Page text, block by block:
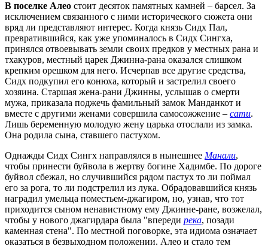
В поселке Алео стоит десяток памятных камней – барсел. За
исключением связанного с ними исторического сюжета они
вряд ли представляют интерес. Когда князь Сидх Пал,
превратившийся, как уже упоминалось в Сидх Сингха,
принялся отвоевывать земли своих предков у местных рана и
тхакуров, местный царек Джинна-рана оказался слишком
крепким орешком для него. Исчерпав все другие средства,
Сидх подкупил его конюха, который и застрелил своего
хозяина. Старшая жена-рани Джинны, услышав о смерти
мужа, приказала поджечь фамильный замок Манданкот и
вместе с другими женами совершила самосожжение – сати.
Лишь беременную молодую жену царька отослали из замка.
Она родила сына, ставшего пастухом.
Однажды Сидх Сингх направлялся в нынешнее Манали,
чтобы принести буйвола в жертву богине Хадимбе. По дороге
буйвол сбежал, но случившийся рядом пастух то ли поймал
его за рога, то ли подстрелил из лука. Обрадовавшийся князь
наградил умельца поместьем-джагиром, но, узнав, что тот
приходится сыном ненавистному ему Джинне-ране, возжелал,
чтобы у нового джагирдара была "впереди река, позади
каменная стена". По местной поговорке, эта идиома означает
оказаться в безвыходном положении. Алео и стало тем